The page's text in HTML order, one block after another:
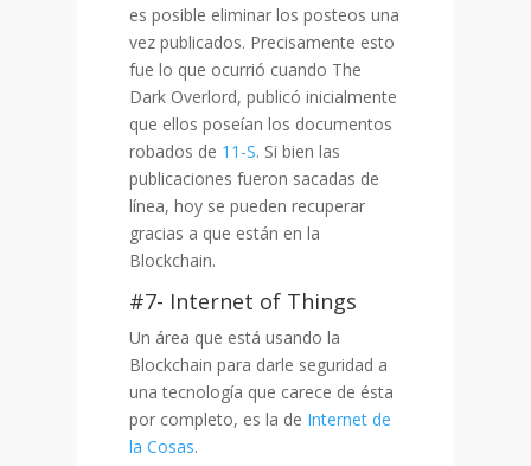
es posible eliminar los posteos una
vez publicados. Precisamente esto
fue lo que ocurrió cuando The
Dark Overlord, publicó inicialmente
que ellos poseían los documentos
robados de 11-S. Si bien las
publicaciones fueron sacadas de
línea, hoy se pueden recuperar
gracias a que están en la
Blockchain.
#7- Internet of Things
Un área que está usando la
Blockchain para darle seguridad a
una tecnología que carece de ésta
por completo, es la de Internet de
la Cosas.